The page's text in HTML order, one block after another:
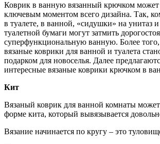
Коврик в ванную вязанный крючком может
ключевым моментом всего дизайна. Так,
в туалете, в ванной, «сидушки» на унитаз и
туалетной бумаги могут затмить
суперфункциональную ванную. Более
вязаные коврики для ванной и туалета
подарком для новоселья. Далее
интересные вязаные коврики крючком в
Кит
Вязаный коврик для ванной комнаты
форме кита, который вывязывается
Вязание начинается по кругу – это